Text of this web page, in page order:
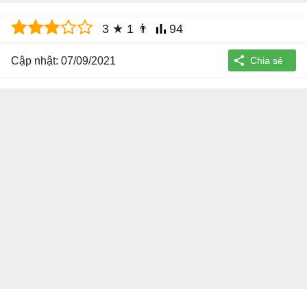
3 ★ 1 👨 94
Cập nhật: 07/09/2021